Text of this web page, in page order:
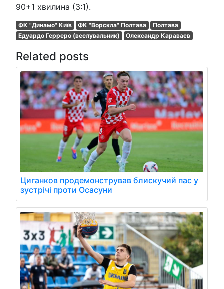
90+1 хвилина (3:1).
ФК "Динамо" Київ ФК "Ворскла" Полтава
Полтава
Едуардо Герреро (веслувальник)
Олександр Караваєв
Related posts
Циганков продемонстрував блискучий пас у
зустрічі проти Осасуни